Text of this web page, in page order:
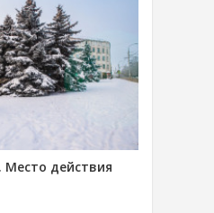
действия